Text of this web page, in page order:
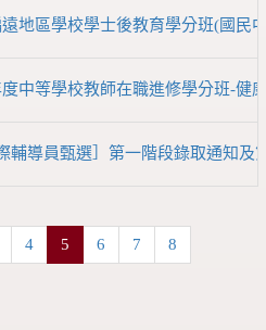
地區學校學士後教育學分班(國民
中等學校教師在職進修學分班-健
輔導員甄選］第一階段錄取通知及
4 5 6 7 8